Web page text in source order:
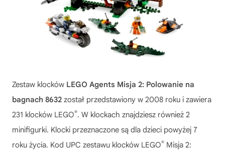
Zestaw klocków LEGO Agents Misja 2: Polowanie na
bagnach 8632 został przedstawiony w 2008 roku i zawiera
231 klocków LEGO®. W klockach znajdziesz również 2
minifigurki. Klocki przeznaczone są dla dzieci powyżej 7
roku życia. Kod UPC zestawu klocków LEGO® Misja 2: